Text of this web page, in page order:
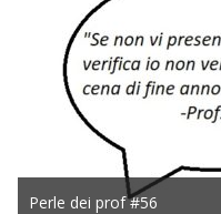
Perle dei prof #56